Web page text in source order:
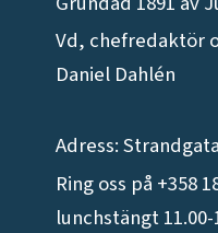
Vd, chefredaktör
Daniel Dahlén
Adress:
Ring oss på +358
lunchstängt 11.00-